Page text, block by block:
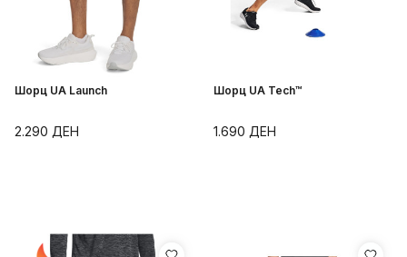
Шорц UA Launch
2.290 ДЕН
Шорц UA Tech™
1.690 ДЕН